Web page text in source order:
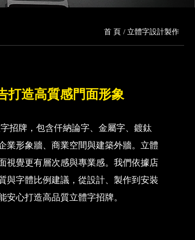
首 頁 立體字設計製作
打造高質感門面形象
招牌，包含仟納論字、金屬字、鍍鈦
業形象牆、商業空間與建築外牆。立體
視覺更有層次感與專業感。我們依據店
與字體比例建議，從設計、製作到安裝
心打造高品質立體字招牌。